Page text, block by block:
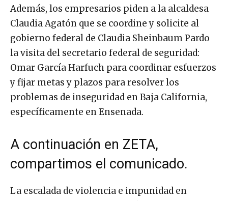
Además, los empresarios piden a la alcaldesa
Claudia Agatón que se coordine y solicite al
gobierno federal de Claudia Sheinbaum Pardo
la visita del secretario federal de seguridad:
Omar García Harfuch para coordinar esfuerzos
y fijar metas y plazos para resolver los
problemas de inseguridad en Baja California,
específicamente en Ensenada.
A continuación en ZETA,
compartimos el comunicado.
La escalada de violencia e impunidad en